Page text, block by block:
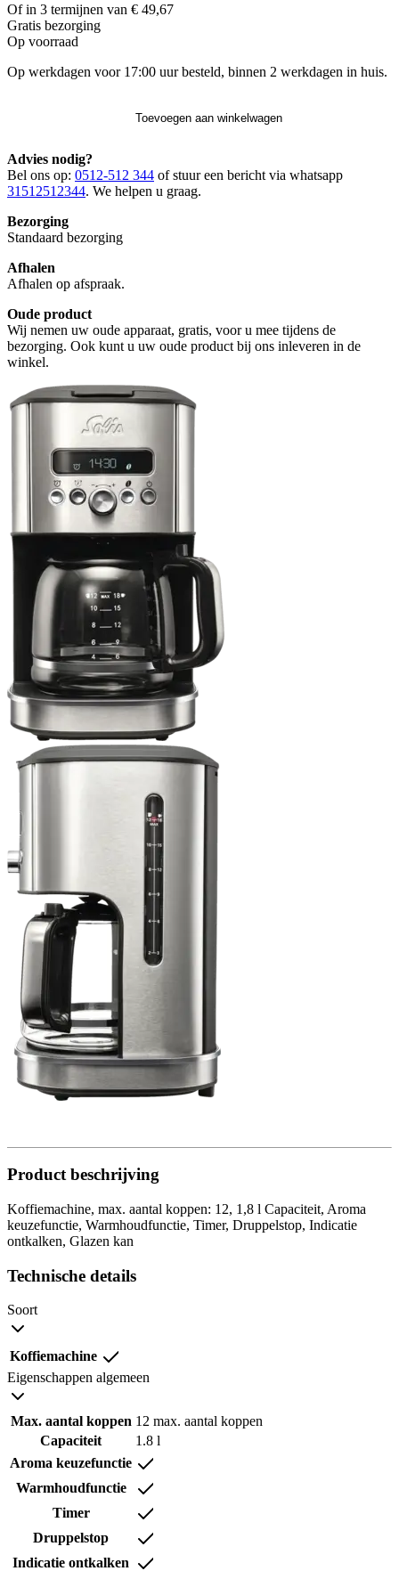
Of in 3 termijnen van € 49,67
Gratis bezorging
Op voorraad
Op werkdagen voor 17:00 uur besteld, binnen 2 werkdagen in huis.
Toevoegen aan winkelwagen
Advies nodig?
Bel ons op: 0512-512 344 of stuur een bericht via whatsapp
31512512344. We helpen u graag.
Bezorging
Standaard bezorging
Afhalen
Afhalen op afspraak.
Oude product
Wij nemen uw oude apparaat, gratis, voor u mee tijdens de
bezorging. Ook kunt u uw oude product bij ons inleveren in de
winkel.
Product beschrijving
Koffiemachine, max. aantal koppen: 12, 1,8 l Capaciteit, Aroma
keuzefunctie, Warmhoudfunctie, Timer, Druppelstop, Indicatie
ontkalken, Glazen kan
Technische details
Soort
Koffiemachine
Eigenschappen algemeen
Max. aantal koppen 12 max. aantal koppen
Capaciteit
1.8 l
Aroma keuzefunctie
Warmhoudfunctie
Timer
Druppelstop
Indicatie ontkalken